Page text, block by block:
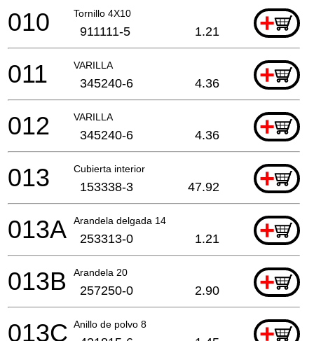
Tornillo 4X10 +
010 911111-5 1.21
VARILLA +
011 345240-6 4.36
VARILLA +
012 345240-6 4.36
Cubierta interior +
013 153338-3 47.92
Arandela delgada 14 +
013A 253313-0 1.21
Arandela 20 +
013B 257250-0 2.90
Anillo de polvo 8 +
013C